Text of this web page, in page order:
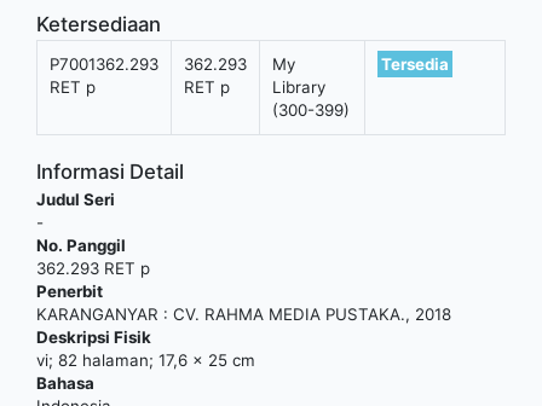
Ketersediaan
P7001362.293
RET p
362.293
RET p
My
Library
(300-399)
Tersedia
Informasi Detail
Judul Seri
-
No. Panggil
362.293 RET p
Penerbit
KARANGANYAR : CV. RAHMA MEDIA PUSTAKA., 2018
Deskripsi Fisik
vi; 82 halaman; 17,6 x 25 cm
Bahasa